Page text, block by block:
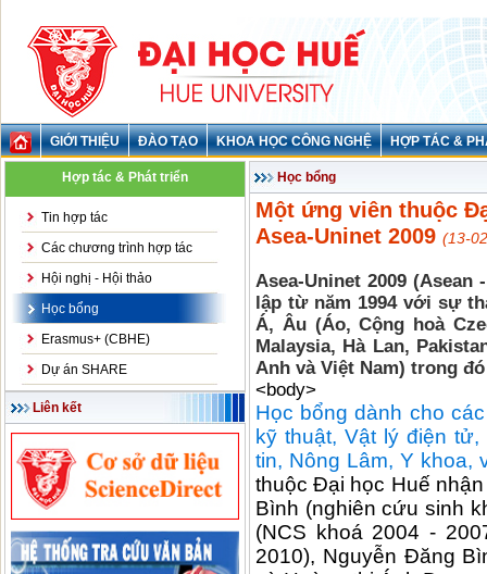
GIỚI THIỆU ĐÀO TẠO KHOA HỌC CÔNG NGHỆ HỢP TÁC &
Hợp tác & Phát triển
Tin hợp tác
Các chương trình hợp tác
Hội nghị - Hội thảo
Học bổng
Erasmus+ (CBHE)
Dự án SHARE
Liên kết
Học bổng
Một ứng viên thuộc
Asea-Uninet 2009 (13-
Asea-Uninet 2009
lập từ năm 1994 với sự
Á, Âu (Áo, Cộng hoà
Malaysia, Hà Lan,
Anh và Việt Nam) trong
<body>
Học bổng dành cho
kỹ thuật, Vật lý điện
tin, Nông Lâm, Y khoa,
thuộc Đại học Huế
Bình (nghiên cứu sinh
(NCS khoá 2004 -
2010), Nguyễn Đăng